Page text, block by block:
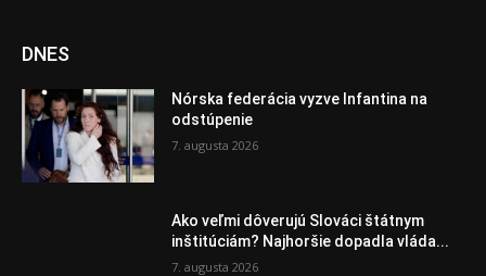
DNES
Nórska federácia vyzve Infantina na
odstúpenie
7. augusta 2026
Ako veľmi dôverujú Slováci štátnym
inštitúciám? Najhoršie dopadla vláda...
7. augusta 2026